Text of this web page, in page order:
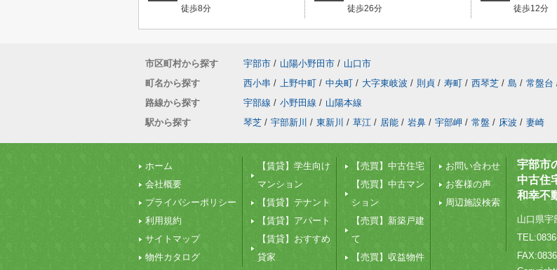
徒歩8分
徒歩26分
徒歩12分
市区町村から探す 宇部市 / 山陽小野田市 / 山口市
町名から探す
西小串 / 上野中町 / 中央町 / 大字東岐波 / 則貞 / 寿町 / 西琴芝 / 島 / 常盤台
路線から探す
宇部線 / 小野田線 / 山陽本線
駅から探す
琴芝 / 宇部新川 / 東新川 / 草江 / 居能 / 岩鼻 / 宇部岬 / 常盤 / 床波 / 妻崎
ホーム
会社概要
プライバシーポリシー
利用規約
サイトマップ
物件カタログ
【賃貸】学生向け
マンション
【賃貸】テナント
【賃貸】アパート
【賃貸】おすすめ
貸家
【売買】中古住宅
【売買】中古マン
ション
【売買】新築戸建
て
【売買】収益物件
お問い合わせ
お客様の声
周辺施設検索
宇部市
中古住
和幸不
山口県宇